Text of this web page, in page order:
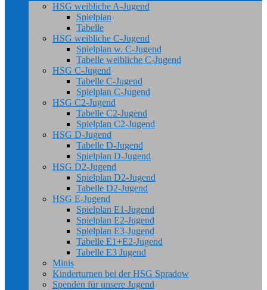
HSG weibliche A-Jugend
Spielplan
Tabelle
HSG weibliche C-Jugend
Spielplan w. C-Jugend
Tabelle weibliche C-Jugend
HSG C-Jugend
Tabelle C-Jugend
Spielplan C-Jugend
HSG C2-Jugend
Tabelle C2-Jugend
Spielplan C2-Jugend
HSG D-Jugend
Tabelle D-Jugend
Spielplan D-Jugend
HSG D2-Jugend
Spielplan D2-Jugend
Tabelle D2-Jugend
HSG E-Jugend
Spielplan E1-Jugend
Spielplan E2-Jugend
Spielplan E3-Jugend
Tabelle E1+E2-Jugend
Tabelle E3 Jugend
Minis
Kinderturnen bei der HSG Spradow
Spenden für unsere Jugend